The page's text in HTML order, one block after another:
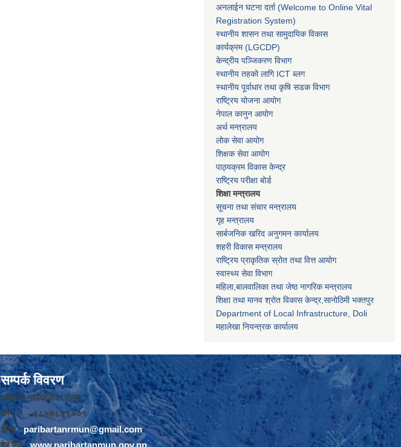
अनलाईन घटना दर्ता (Welcome to Online Vital
Registration System)
स्थानीय शासन तथा सामुदायिक विकास
कार्यक्रम (LGCDP)
केन्द्रीय पञ्जिकरण विभाग
स्थानीय तहको लागि ICT ब्लग
स्थानीय पूर्वाधार तथा कृषि सडक विभाग
राष्ट्रिय योजना आयोग
नेपाल कानुन आयोग
अर्थ मन्त्रालय
लोक सेवा आयोग
शिक्षक सेवा आयोग
पाठ्यक्रम विकास केन्द्र
राष्ट्रिय परीक्षा बोर्ड
शिक्षा मन्त्रालय
सूचना तथा संचार मन्त्रालय
गृह मन्त्रालय
सार्बजनिक खरिद अनुगमन कार्यालय
शहरी विकास मन्त्रालय
राष्ट्रिय प्राकृतिक स्रोत तथा वित्त आयोग
स्वास्थ्य सेवा विभाग
महिला,बालवालिका तथा जेष्ठ नागरिक मन्त्रालय
शिक्षा तथा मानव श्राेत विकास केन्द्र,सानाेठिमी भक्तपुर
Department of Local Infrastructure, Doli
महालेखा नियन्त्रक कार्यालय
सम्पर्क विवरण
परिवर्तन गाउँपालिका,रोल्पा
फोन नंं. - ९८५७८४९००१
ईमेल -paribartanrmun@gmail.com